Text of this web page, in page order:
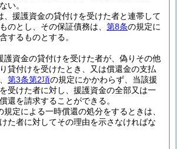
い。
、援護資金の貸付けを受けた者と連帯して
のとし、その保証債務は、 第8条の規定に
するものとする。
護資金の貸付けを受けた者が、偽りその他
貸付けを受けたとき、又は償還金の支払
第3条第2項の規定にかかわらず、当該援
受けた者に対し、援護資金の全部又は一
還を請求することができる。
規定による一時償還の処分をするときは、
た者に対してその理由を示さなければな